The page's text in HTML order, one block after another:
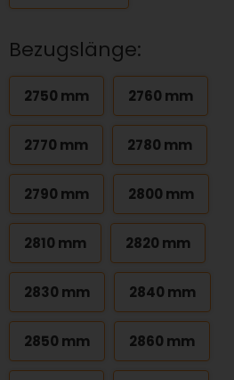
Bezugslänge:
2750 mm 2760 mm
2770 mm 2780 mm
2790 mm 2800 mm
2810 mm 2820 mm
2830 mm 2840 mm
2850 mm 2860 mm